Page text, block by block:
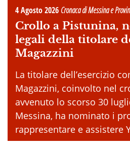
4 Agosto 2026 Cronaca di Messina e
Crollo a Pistunina,
legali della titolare
Magazzini
La titolare dell’esercizio
Magazzini, coinvolto nel
avvenuto lo scorso 30
Messina, ha nominato i
rappresentare e assistere